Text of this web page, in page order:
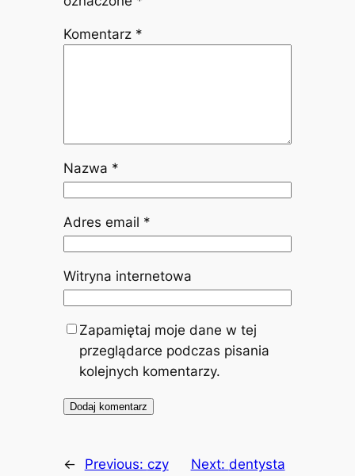
Komentarz *
Nazwa *
Adres email *
Witryna internetowa
Zapamiętaj moje dane w tej
przeglądarce podczas pisania
kolejnych komentarzy.
← Previous: czy
Next: dentysta